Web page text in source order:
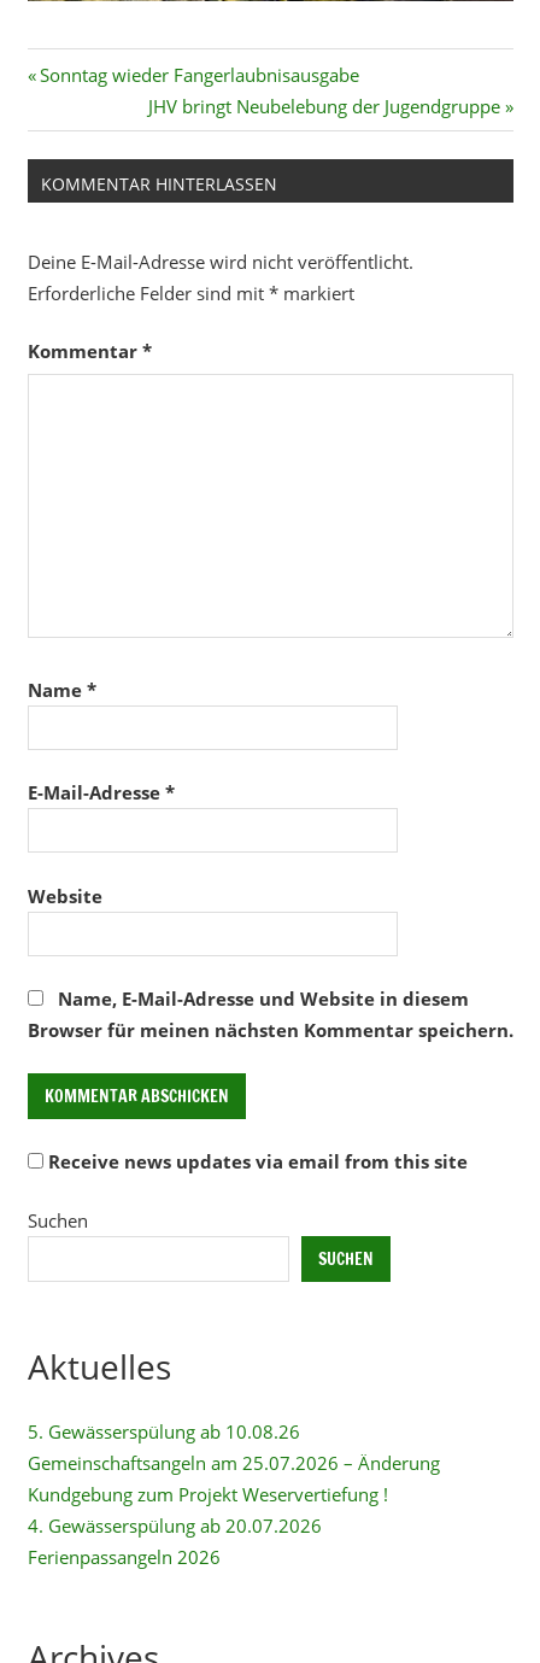
Beitragsnavigation
Vorheriger
Sonntag wieder Fangerlaubnisausgabe
Nächster
Beitrag:
JHV bringt Neubelebung der Jugendgruppe
KOMMENTAR HINTERLASSEN
Deine E-Mail-Adresse wird nicht veröffentlicht.
Erforderliche Felder sind mit *markiert
Kommentar *
Name *
E-Mail-Adresse *
Website
Name, E-Mail-Adresse und Website in diesem
Browser für meinen nächsten Kommentar speichern.
Receive news updates via email from this site
Alternative:
Suchen
SUCHEN
Aktuelles
5. Gewässerspülung ab 10.08.26
Gemeinschaftsangeln am 25.07.2026 – Änderung
Kundgebung zum Projekt Weservertiefung !
4. Gewässerspülung ab 20.07.2026
Ferienpassangeln 2026